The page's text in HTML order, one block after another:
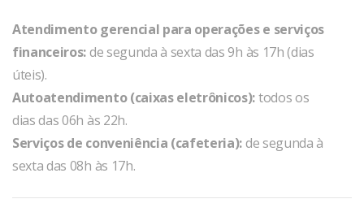
Atendimento gerencial para operações e serviços
financeiros:de segunda à sexta das 9h às 17h (dias
úteis).
Autoatendimento (caixas eletrônicos):todos os
dias das 06h às 22h.
Serviços de conveniência (cafeteria):de segunda à
sexta das 08h às 17h.